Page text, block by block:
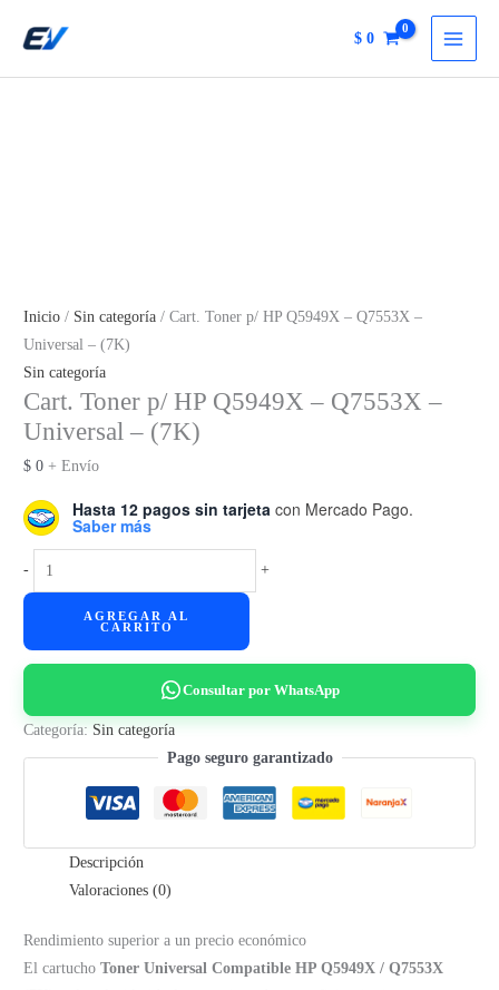
$ 0
Inicio / Sin categoría / Cart. Toner p/ HP Q5949X – Q7553X –
Universal – (7K)
Sin categoría
Cart. Toner p/ HP Q5949X – Q7553X –
Universal – (7K)
$ 0 + Envío
Hasta 12 pagos sin tarjeta con Mercado Pago.
Saber más
-
Cart.
Toner
Q7553X
-
Universal
cantidad
+
AGREGAR AL
CARRITO
Consultar por WhatsApp
Categoría: Sin categoría
Pago seguro garantizado
Descripción
Valoraciones (0)
Rendimiento superior a un precio económico
El cartuchoToner Universal Compatible HP Q5949X / Q7553X
-